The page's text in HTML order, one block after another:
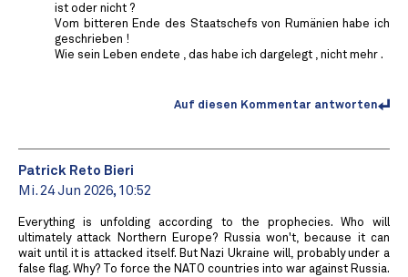
ist oder nicht ?
Vom bitteren Ende des Staatschefs von Rumänien habe ich
geschrieben !
Wie sein Leben endete , das habe ich dargelegt , nicht mehr .
Auf diesen Kommentar antworten
Patrick Reto Bieri
Mi. 24 Jun 2026, 10:52
Everything is unfolding according to the prophecies. Who will
ultimately attack Northern Europe? Russia won't, because it can
wait until it is attacked itself. But Nazi Ukraine will, probably under a
false flag. Why? To force the NATO countries into war against Russia.